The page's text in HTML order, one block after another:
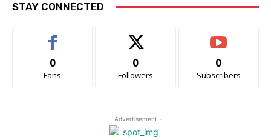
STAY CONNECTED
0
Fans
0
Followers
0
Subscribers
- Advertisement -